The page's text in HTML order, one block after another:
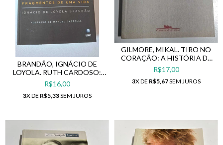
BRANDÃO, IGNÁCIO DE
LOYOLA. RUTH CARDOSO:
FRAGMENTOS DE UMA VIDA
R$16,00
3X DE R$5,33SEM JUROS
GILMORE, MIKAL. TIRO NO
CORAÇÃO: A HISTÓRIA DE
UM ASSASSINO
R$17,00
3X DE R$5,67SEM JUROS